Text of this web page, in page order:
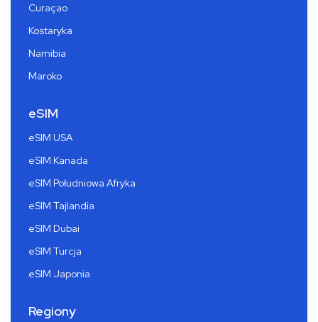
Curaçao
Kostaryka
Namibia
Maroko
eSIM
eSIM USA
eSIM Kanada
eSIM Południowa Afryka
eSIM Tajlandia
eSIM Dubai
eSIM Turcja
eSIM Japonia
Regiony